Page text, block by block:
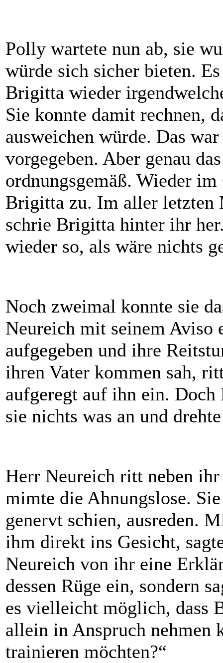
Polly wartete nun ab, sie
würde sich sicher bieten.
Brigitta wieder
Sie konnte damit rechnen,
ausweichen würde. Das
vorgegeben. Aber genau
ordnungsgemäß. Wieder
Brigitta zu. Im aller letzten
schrie Brigitta hinter ihr
wieder so, als wäre nichts
Noch zweimal konnte sie
Neureich mit seinem Aviso
aufgegeben und ihre
ihren Vater kommen sah,
aufgeregt auf ihn ein.
sie nichts was an und
Herr Neureich ritt neben
mimte die Ahnungslose.
genervt schien, ausreden.
ihm direkt ins Gesicht,
Neureich von ihr eine
dessen Rüge ein, sondern
es vielleicht möglich, dass
allein in Anspruch nehmen
trainieren möchten?“